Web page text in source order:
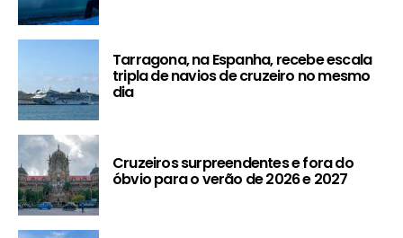
Tarragona, na Espanha, recebe escala
tripla de navios de cruzeiro no mesmo
dia
Cruzeiros surpreendentes e fora do
óbvio para o verão de 2026 e 2027